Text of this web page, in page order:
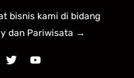
bisnis kami di bidang
dan Pariwisata →